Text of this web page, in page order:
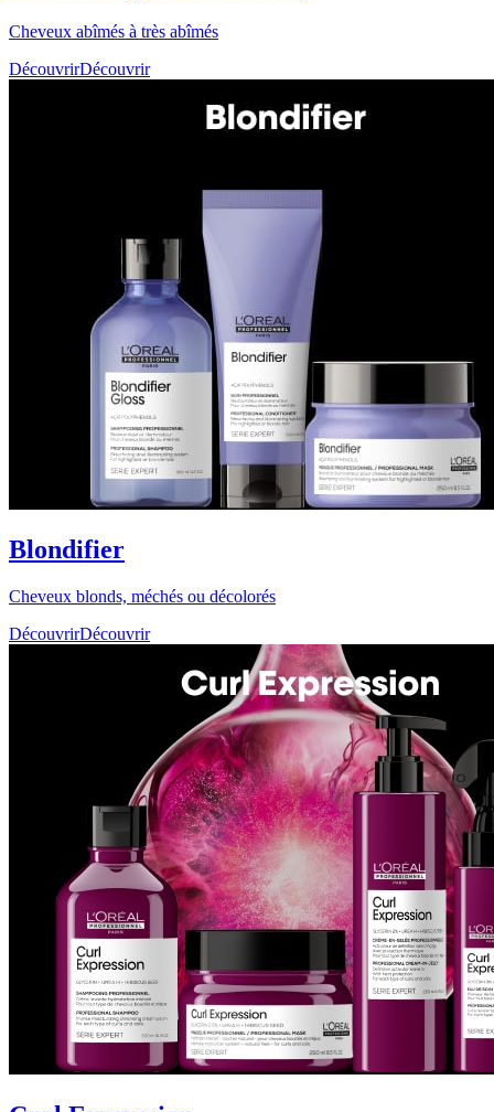
Cheveux abîmés à très abîmés
DécouvrirDécouvrir
Blondifier
Cheveux blonds, méchés ou décolorés
DécouvrirDécouvrir